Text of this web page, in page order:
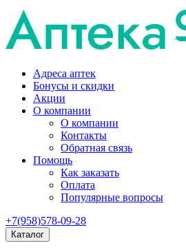
Адреса аптек
Бонусы и скидки
Акции
О компании
О компании
Контакты
Обратная связь
Помощь
Как заказать
Оплата
Популярные вопросы
+7(958)578-09-28
Каталог